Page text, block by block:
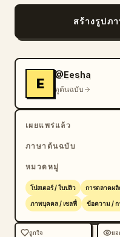
การจัดวางแบบมินิมอลห
สร้างรูปภ
E
@Eesha
ดูต้นฉบับ
เผยแพร่แล้ว
ภาษาต้นฉบับ
หมวดหมู่
โปสเตอร์ / ใบปลิว การตลาดผ
ภาพบุคคล / เซลฟี่ ข้อความ /
ถูกใจ ย